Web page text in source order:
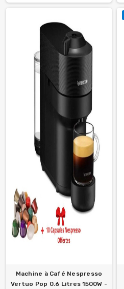
Machine à Café Nespresso
Vertuo Pop 0.6 Litres 1500W -